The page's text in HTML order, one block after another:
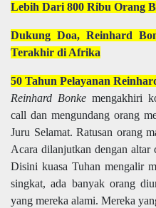
Lebih Dari 800 Ribu Orang
Dukung Doa, Reinhard
Terakhir di Afrika
50 Tahun Pelayanan
Reinhard Bonke mengakhiri
call dan mengundang orang
Juru Selamat. Ratusan orang
Acara dilanjutkan dengan altar
Disini kuasa Tuhan mengalir
singkat, ada banyak orang
yang mereka alami. Mereka